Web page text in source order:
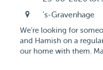
's-Gravenhage
We’re looking for
and Hamish on a
our home with them.